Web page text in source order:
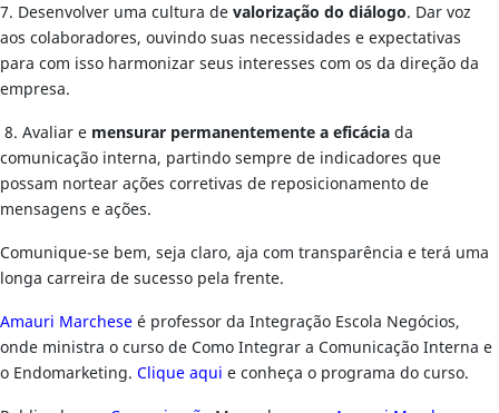
7. Desenvolver uma cultura devalorização do diálogo. Dar voz
aos colaboradores, ouvindo suas necessidades e expectativas
para com isso harmonizar seus interesses com os da direção da
empresa.
8. Avaliar e mensurar permanentemente a eficáciada
comunicação interna, partindo sempre de indicadores que
possam nortear ações corretivas de reposicionamento de
mensagens e ações.
Comunique-se bem, seja claro, aja com transparência e terá uma
longa carreira de sucesso pela frente.
Amauri Marcheseé professor da Integração Escola Negócios,
onde ministra o curso de Como Integrar a Comunicação Interna e
o Endomarketing. Clique aqui e conheça o programa do curso.